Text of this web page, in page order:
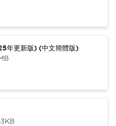
年更新版) (中文簡體版)